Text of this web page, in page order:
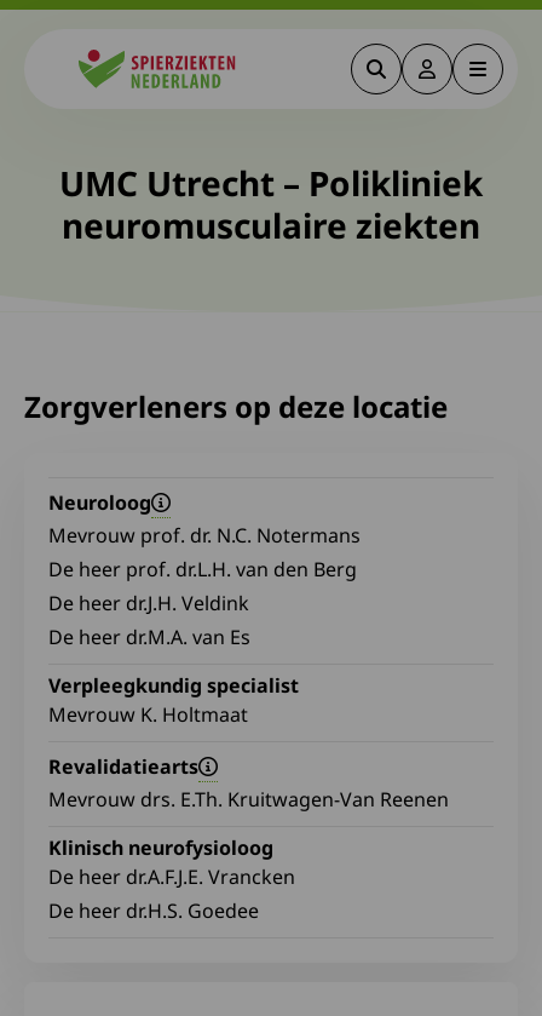
ZoekenDeze link
Menu
UMC Utrecht – Polikliniek
neuromusculaire ziekten
Zorgverleners op deze locatie
Neuroloog
Mevrouw prof. dr. N.C. Notermans
De heer prof. dr.L.H. van den Berg
De heer dr.J.H. Veldink
De heer dr.M.A. van Es
Verpleegkundig specialist
Mevrouw K. Holtmaat
Revalidatiearts
Mevrouw drs. E.Th. Kruitwagen-Van Reenen
Klinisch neurofysioloog
De heer dr.A.F.J.E. Vrancken
De heer dr.H.S. Goedee